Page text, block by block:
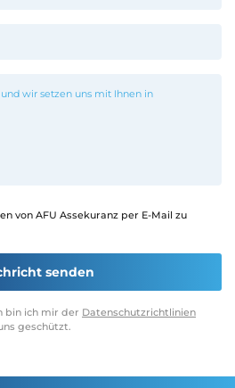
von AFU Assekuranz per E-Mail zu
bin ich mir der Datenschutzrichtlinien
geschützt.